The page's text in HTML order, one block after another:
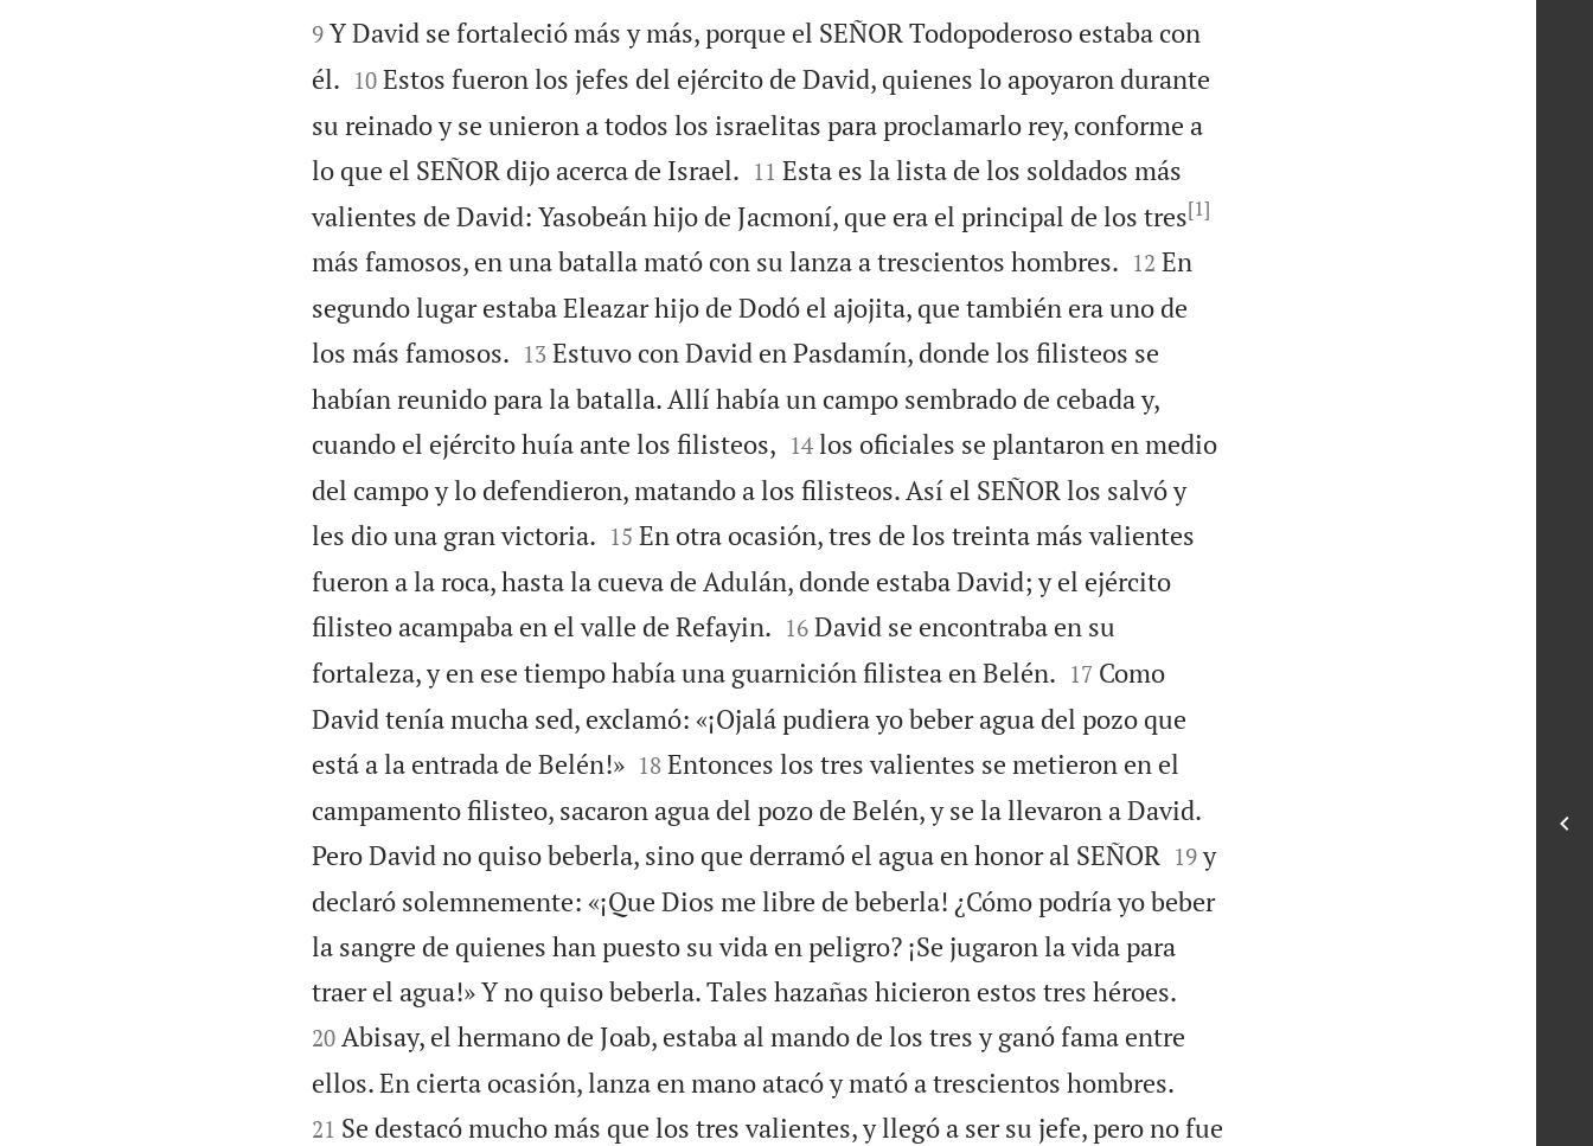


9 Y David se fortaleció más y más, porque el SEÑOR Todopoderoso estaba con
él.
10 Estos fueron los jefes del ejército de David, quienes lo apoyaron durante
su reinado y se unieron a todos los israelitas para proclamarlo rey, conforme a
lo que el SEÑOR dijo acerca de Israel.
11 Esta es la lista de los soldados más
valientes de David: Yasobeán hijo de Jacmoní, que era el principal de los tres[1]
más famosos, en una batalla mató con su lanza a trescientos hombres.
12 En
segundo lugar estaba Eleazar hijo de Dodó el ajojita, que también era uno de
los más famosos.
13 Estuvo con David en Pasdamín, donde los filisteos se
habían reunido para la batalla. Allí había un campo sembrado de cebada y,
cuando el ejército huía ante los filisteos, 

14 los oficiales se plantaron en medio
del campo y lo defendieron, matando a los filisteos. Así el SEÑOR los salvó y
les dio una gran victoria.
15 En otra ocasión, tres de los treinta más valientes
fueron a la roca, hasta la cueva de Adulán, donde estaba David; y el ejército
filisteo acampaba en el valle de Refayin.
16 David se encontraba en su
fortaleza, y en ese tiempo había una guarnición filistea en Belén.
17 Como
David tenía mucha sed, exclamó: «¡Ojalá pudiera yo beber agua del pozo que
está a la entrada de Belén!»
18 Entonces los tres valientes se metieron en el
campamento filisteo, sacaron agua del pozo de Belén, y se la llevaron a David.
Pero David no quiso beberla, sino que derramó el agua en honor al SEÑOR 

19 y
declaró solemnemente: «¡Que Dios me libre de beberla! ¿Cómo podría yo beber
la sangre de quienes han puesto su vida en peligro? ¡Se jugaron la vida para
traer el agua!» Y no quiso beberla. Tales hazañas hicieron estos tres héroes.
20 Abisay, el hermano de Joab, estaba al mando de los tres y ganó fama entre
ellos. En cierta ocasión, lanza en mano atacó y mató a trescientos hombres.
21 Se destacó mucho más que los tres valientes, y llegó a ser su jefe, pero no fue